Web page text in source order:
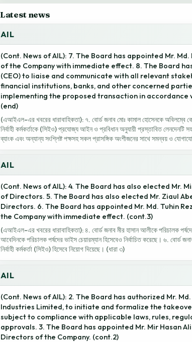
Latest news
AIL
(Cont. News of AIL): 7. The Board has appointed Mr.
of the Company with immediate effect. 8. The Board
(CEO) to liaise and communicate with all relevant
financial institutions, banks, and other concerned
implementing the proposed transaction in
(end)
(এআইএল-এর খবরের ধারাবাহিকতা): ৭. বোর্ড জনাব মোঃ কামাল হোসেনকে অবিলম্বে
নির্বাহী কর্মকর্তাকে (সিইও) প্রযোজ্য আইন ও প্রবিধান অনুযায়ী প্রস্তাবিত লেনদেনটি
ব্যাংক এবং অন্যান্য সংশ্লিষ্ট পক্ষসহ সকল প্রাসঙ্গিক অংশীজনের সাথে সমন্বয় ও
AIL
(Cont. News of AIL): 4. The Board has also elected Mr.
of Directors. 5. The Board has also elected Mr. Ziaul
Directors. 6. The Board has appointed Mr. Md. Tuhin
the Company with immediate effect. (cont.3)
(এআইএল-এর খবরের ধারাবাহিকতা): ৪. বোর্ড জনাব মীর হাসান আলীকে পরিচালক
আবেদিনকে পরিচালক পর্ষদের ভাইস চেয়ারম্যান হিসেবেও নির্বাচিত করেছে। ৬. বোর্ড
নির্বাহী কর্মকর্তা (সিইও) হিসেবে নিয়োগ দিয়েছে। (ধারা ৩)
AIL
(Cont. News of AIL): 2. The Board has authorized Mr.
Industries Limited, to initiate and formalize the
subject to compliance with applicable laws, rules,
approvals. 3. The Board has appointed Mr. Mir Hasan
Directors of the Company. (cont.2)